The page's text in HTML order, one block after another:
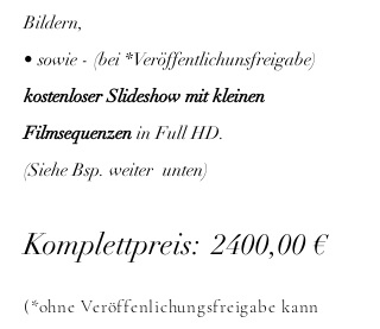
Bildern,
• sowie - (bei *Veröffentlichunsfreigabe)
kostenloser Slideshow mit kleinen
Filmsequenzen in Full HD.
(Siehe Bsp. weiter unten)
Komplettpreis: 2400,00 €
(*ohne Veröffenlichungsfreigabe kann